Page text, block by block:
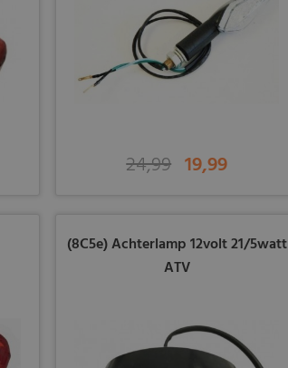
24,99 19,99
(8C5e) Achterlamp 12volt 21/5watt
ATV